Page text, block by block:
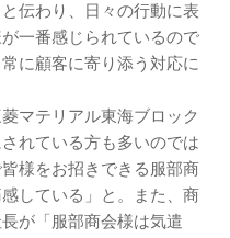
伝わり、日々の行動に表
一番感じられているので
に顧客に寄り添う対応に
マテリアル東海ブロック
れている方も多いのでは
様をお招きできる服部商
している」と。また、商
が「服部商会様は気遣